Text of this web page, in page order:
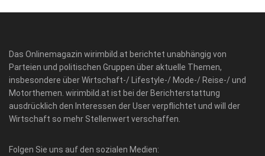
Das Onlinemagazin wirimbild.at berichtet unabhängig von
Parteien und politischen Gruppen über aktuelle Themen,
insbesondere über Wirtschaft-/ Lifestyle-/ Mode-/ Reise-/ und
Motorthemen. wirimbild.at ist bei der Berichterstattung
ausdrücklich den Interessen der User verpflichtet und will der
Wirtschaft so mehr Stellenwert verschaffen.
Folgen Sie uns auf den sozialen Medien: